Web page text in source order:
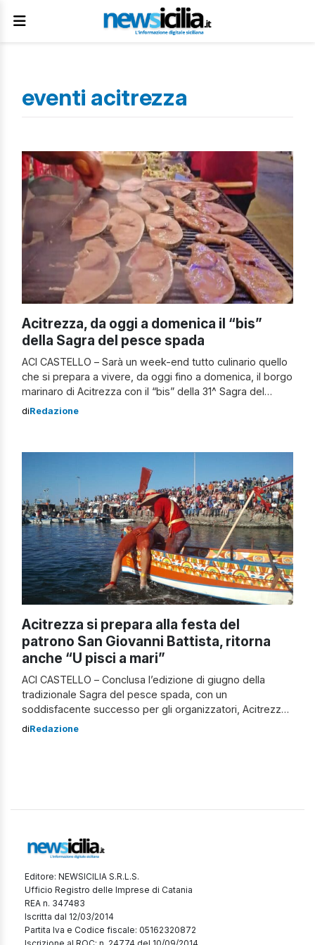
eventi acitrezza
Acitrezza, da oggi a domenica il “bis”
della Sagra del pesce spada
ACI CASTELLO – Sarà un week-end tutto culinario quello
che si prepara a vivere, da oggi fino a domenica, il borgo
marinaro di Acitrezza con il “bis” della 31^ Sagra del
pesce spada. Dopo il primo appuntamento di giugno, lo
diRedazione
Acitrezza si prepara alla festa del
patrono San Giovanni Battista, ritorna
anche “U pisci a mari”
ACI CASTELLO – Conclusa l’edizione di giugno della
tradizionale Sagra del pesce spada, con un
soddisfacente successo per gli organizzatori, Acitrezza
si prepara a vivere la ripresa esterna dei festeggiamenti
diRedazione
Editore: NEWSICILIA S.R.L.S.
Ufficio Registro delle Imprese di Catania
REA n. 347483
Iscritta dal 12/03/2014
Partita Iva e Codice fiscale: 05162320872